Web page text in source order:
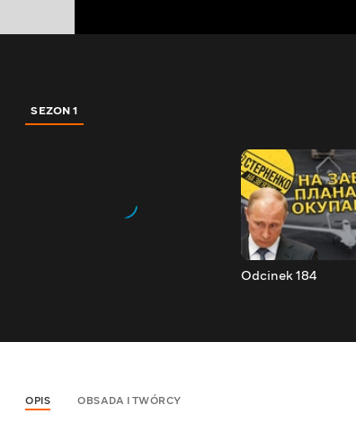
SEZON 1
Odcinek 184
OPIS OBSADA I TWÓRCY